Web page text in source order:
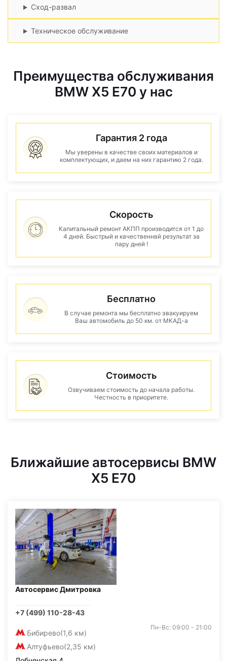
Сход-развал
Техническое обслуживание
Преимущества обслуживания
BMW X5 E70 у нас
Гарантия 2 года
Мы уверены в качестве своих материалов и
комплектующих, и даем на них гарантию 2 года.
Скорость
Капитальный ремонт АКПП производится от 1 до
4 дней. Быстрый и качественнвй результат за
пару дней !
Бесплатно
В случае ремонта мы бесплатно эвакуируем
Ваш автомобиль до 50 км. от МКАД-а
Стоимость
Озвучиваем стоимость до начала работы.
Честность в приоритете.
Ближайшие автосервисы BMW
X5 E70
Автосервис Дмитровка
+7 (499) 110-28-43
Бибирево(1,6 км)
Алтуфьево(2,35 км)
Пн-Вс: 09:00 - 21:00